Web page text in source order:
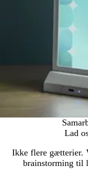
Lad
Ikke flere gætterier.
brainstorming til